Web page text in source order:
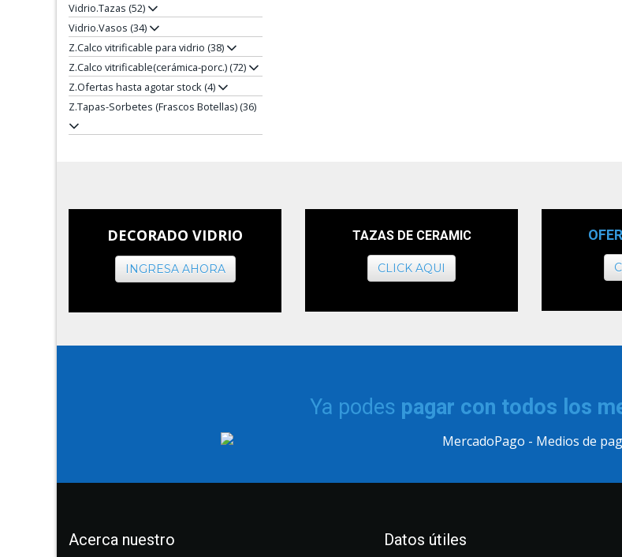
Vidrio.Tazas (52)
Vidrio.Vasos (34)
Z.Calco vitrificable para vidrio (38)
Z.Calco vitrificable(cerámica-porc.) (72)
Z.Ofertas hasta agotar stock (4)
Z.Tapas-Sorbetes (Frascos Botellas) (36)
DECORADO VIDRIO
INGRESA AHORA
TAZAS DE CERAMIC
CLICK AQUI
Ya podes pagar con todos los
Acerca nuestro Datos útiles